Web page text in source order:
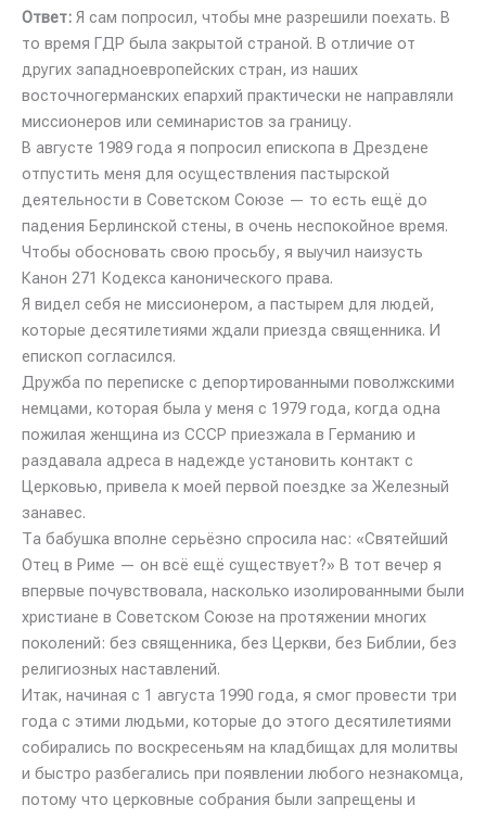
Ответ: Я сам попросил, чтобы мне разрешили поехать. В
то время ГДР была закрытой страной. В отличие от
других западноевропейских стран, из наших
восточногерманских епархий практически не направляли
миссионеров или семинаристов за границу.
В августе 1989 года я попросил епископа в Дрездене
отпустить меня для осуществления пастырской
деятельности в Советском Союзе — то есть ещё до
падения Берлинской стены, в очень неспокойное время.
Чтобы обосновать свою просьбу, я выучил наизусть
Канон 271 Кодекса канонического права.
Я видел себя не миссионером, а пастырем для людей,
которые десятилетиями ждали приезда священника. И
епископ согласился.
Дружба по переписке с депортированными поволжскими
немцами, которая была у меня с 1979 года, когда одна
пожилая женщина из СССР приезжала в Германию и
раздавала адреса в надежде установить контакт с
Церковью, привела к моей первой поездке за Железный
занавес.
Та бабушка вполне серьёзно спросила нас: «Святейший
Отец в Риме — он всё ещё существует?» В тот вечер я
впервые почувствовала, насколько изолированными были
христиане в Советском Союзе на протяжении многих
поколений: без священника, без Церкви, без Библии, без
религиозных наставлений.
Итак, начиная с 1 августа 1990 года, я смог провести три
года с этими людьми, которые до этого десятилетиями
собирались по воскресеньям на кладбищах для молитвы
и быстро разбегались при появлении любого незнакомца,
потому что церковные собрания были запрещены и